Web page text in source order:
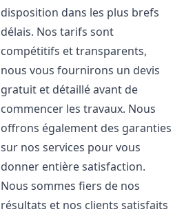
disposition dans les plus brefs
délais. Nos tarifs sont
compétitifs et transparents,
nous vous fournirons un devis
gratuit et détaillé avant de
commencer les travaux. Nous
offrons également des garanties
sur nos services pour vous
donner entière satisfaction.
Nous sommes fiers de nos
résultats et nos clients satisfaits